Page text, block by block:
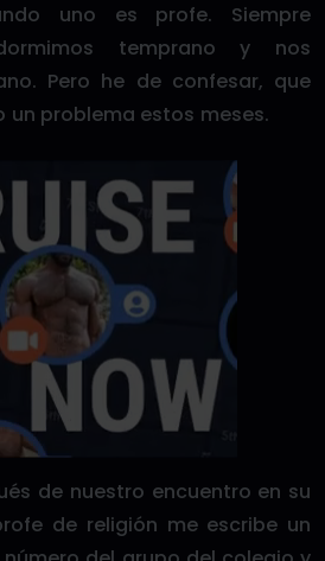
uno es profe. Siempre
temprano y nos
Pero he de confesar, que
un problema estos meses.
de nuestro encuentro en su
de religión me escribe un